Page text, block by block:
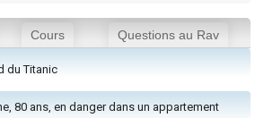
Cours Questions au Rav
du Titanic
80 ans, en danger dans un appartement